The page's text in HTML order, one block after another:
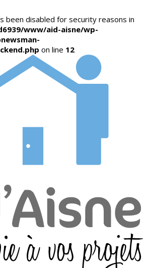
been disabled for security reasons in
www/aid-aisne/wp-
on line 12